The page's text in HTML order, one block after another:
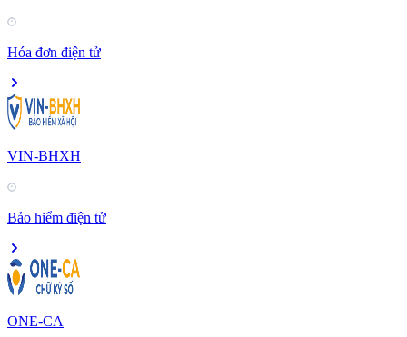
Hóa đơn điện tử
VIN-BHXH
Bảo hiểm điện tử
ONE-CA